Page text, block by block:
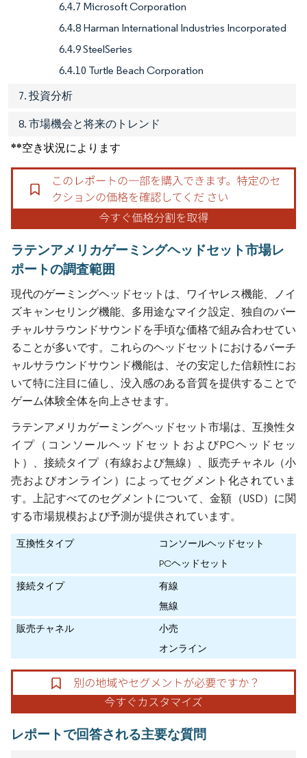
6.4.7 Microsoft Corporation
6.4.8 Harman International Industries Incorporated
6.4.9 SteelSeries
6.4.10 Turtle Beach Corporation
7. 投資分析
8. 市場機会と将来のトレンド
**空き状況によります
ラテンアメリカゲーミングヘッドセット市場レ
ポートの調査範囲
現代のゲーミングヘッドセットは、ワイヤレス機能、ノイ
ズキャンセリング機能、多用途なマイク設定、独自のバー
チャルサラウンドサウンドを手頃な価格で組み合わせてい
ることが多いです。これらのヘッドセットにおけるバーチ
ャルサラウンドサウンド機能は、その安定した信頼性にお
いて特に注目に値し、没入感のある音質を提供することで
ゲーム体験全体を向上させます。
ラテンアメリカゲーミングヘッドセット市場は、互換性タ
イプ（コンソールヘッドセットおよびPCヘッドセッ
ト）、接続タイプ（有線および無線）、販売チャネル（小
売およびオンライン）によってセグメント化されていま
す。上記すべてのセグメントについて、金額（USD）に関
する市場規模および予測が提供されています。
互換性タイプ
コンソールヘッドセット
PCヘッドセット
接続タイプ
有線
無線
販売チャネル
小売
オンライン
レポートで回答される主要な質問